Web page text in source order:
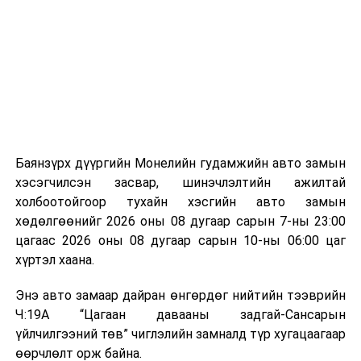
болон дулааны эрчим хүч үйлдвэрлэхэд ашиглаж
болдог. Зарим технологийн хувьд шаталтын дараа
үлдэх үнснээс фосфор зэрэг ашигт эрдсийг сэргээн
авах боломжтой аж.
Япон, Герман, Швейцар, Нидерланд, Өмнөд Солонгос
зэрэг улс лаг хатаах, шатаах технологийг ашиглаж
байна. Тухайлбал, Германд лаг шатаах үйлдвэрээс
гарсан үнснээс фосфор сэргээн авах технологи
ашигладаг бол Нидерландад төвлөрсөн лаг
боловсруулах үйлдвэрүүдээр дулаан, цахилгаан
Баянзүрх дүүргийн Монелийн гудамжийн авто замын
хэсэгчилсэн засвар, шинэчлэлтийн ажилтай
холбоотойгоор тухайн хэсгийн авто замын
хөдөлгөөнийг 2026 оны 08 дугаар сарын 7-ны 23:00
цагаас 2026 оны 08 дугаар сарын 10-ны 06:00 цаг
хүртэл хаана.
Энэ авто замаар дайран өнгөрдөг нийтийн тээврийн
Ч:19А “Цагаан давааны задгай-Сансарын
үйлчилгээний төв” чиглэлийн замналд түр хугацаагаар
өөрчлөлт орж байна.